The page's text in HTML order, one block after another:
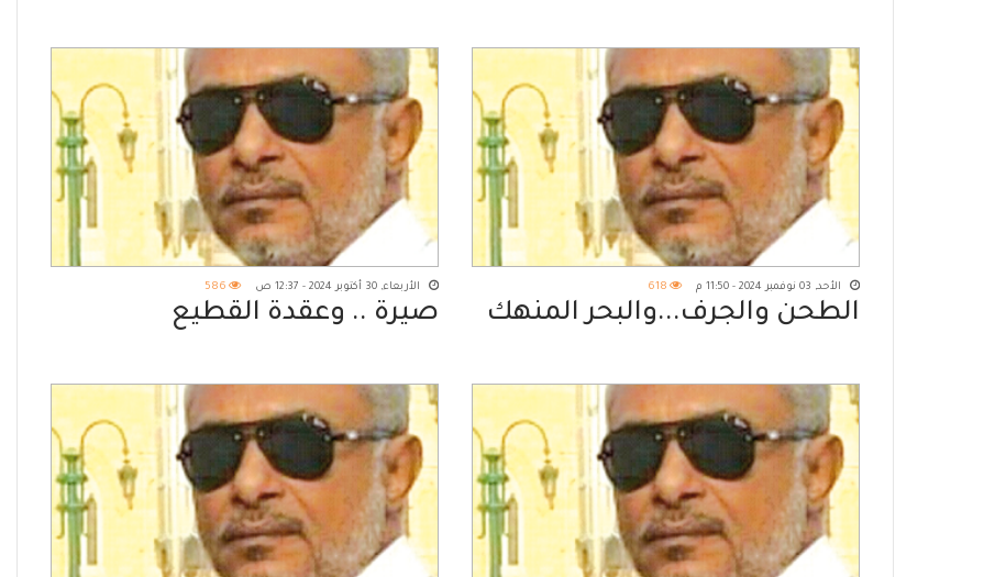
الأحد, 03 نوفمبر 2024 - 11:50 م 618
الطحن والجرف...والبحر المنهك
الأربعاء, 30 أكتوبر 2024 - 12:37 ص 586
صيرة .. وعقدة القطيع